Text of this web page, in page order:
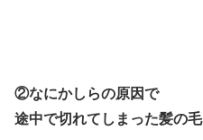
②なにかしらの原因で
途中で切れてしまった髪の毛